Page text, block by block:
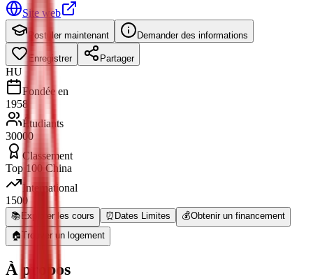
Site web
Postuler maintenant Demander des informations
Enregistrer Partager
HU
Fondée en
1958
Étudiants
30000
Classement
Top 100 China
International
1500
📚 Explorer les cours ⏰ Dates Limites 💰Obtenir un financement
🏠Trouver un logement
À propos